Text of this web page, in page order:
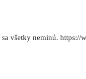
všetky neminú.